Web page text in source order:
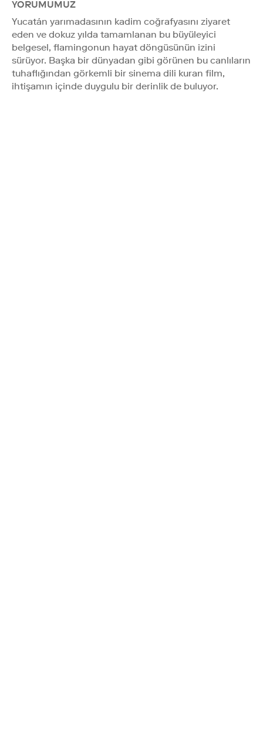
YORUMUMUZ
Yucatán yarımadasının kadim coğrafyasını ziyaret
eden ve dokuz yılda tamamlanan bu büyüleyici
belgesel, flamingonun hayat döngüsünün izini
sürüyor. Başka bir dünyadan gibi görünen bu canlıların
tuhaflığından görkemli bir sinema dili kuran film,
ihtişamın içinde duygulu bir derinlik de buluyor.